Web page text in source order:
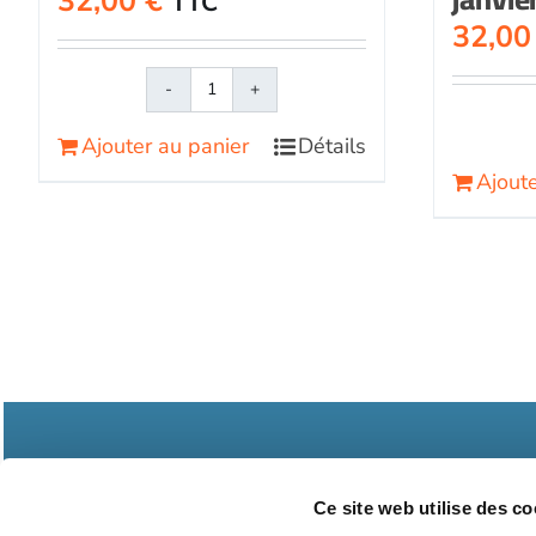
Ce site web utilise des
quantité
Face
Ajouter au panier Détails
32,00